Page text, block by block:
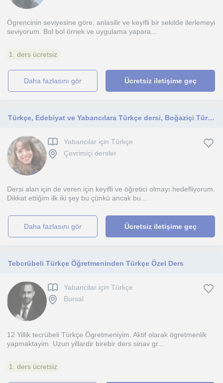
Ögrencinin seviyesine göre, anlasilir ve keyifli bir sekilde ilerlemeyi
seviyorum. Bol bol örnek ve uygulama yapara...
1. ders ücretsiz
daha fazlasını gör Ücretsiz iletişime geç
Türkçe, Edebiyat ve Yabancılara Türkçe dersi, Boğaziçi Türk Dili ve Edebiyatı Doktora
Yabancilar için Türkçe
Çevrimiçi dersler
Dersi alan için de veren için keyifli ve öğretici olmayı hedefliyorum.
Dikkat ettiğim ilk iki şey bu çünkü ancak bu...
daha fazlasını gör Ücretsiz iletişime geç
Tebcrübeli Türkçe Öğretmeninden Türkçe Özel Ders
Yabancilar için Türkçe
Bursal
12 Yillik tecrübeli Türkçe Ögretmeniyim. Aktif olarak ögretmenlik
yapmaktayim. Uzun yillardir birebir ders sinav gr...
1. ders ücretsiz